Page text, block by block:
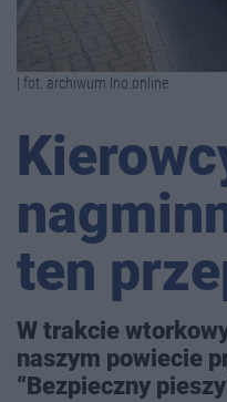
| fot. archiwum Ino.online
ten
W trakcie
naszym powiecie
“Bezpieczny